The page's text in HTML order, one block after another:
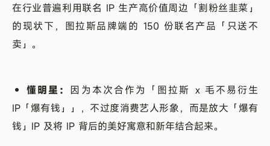
在行业普遍利用联名 IP 生产高价值周边「割粉丝韭菜」
的现状下，图拉斯品牌端的 150 份联名产品「只送不
卖」。
• 懂明星： 因为本次合作为「图拉斯 x 毛不易衍生
IP「爆有钱」」，不过度消费艺人形象，而是放大「爆有
钱」IP 及将 IP 背后的美好寓意和新年结合起来。